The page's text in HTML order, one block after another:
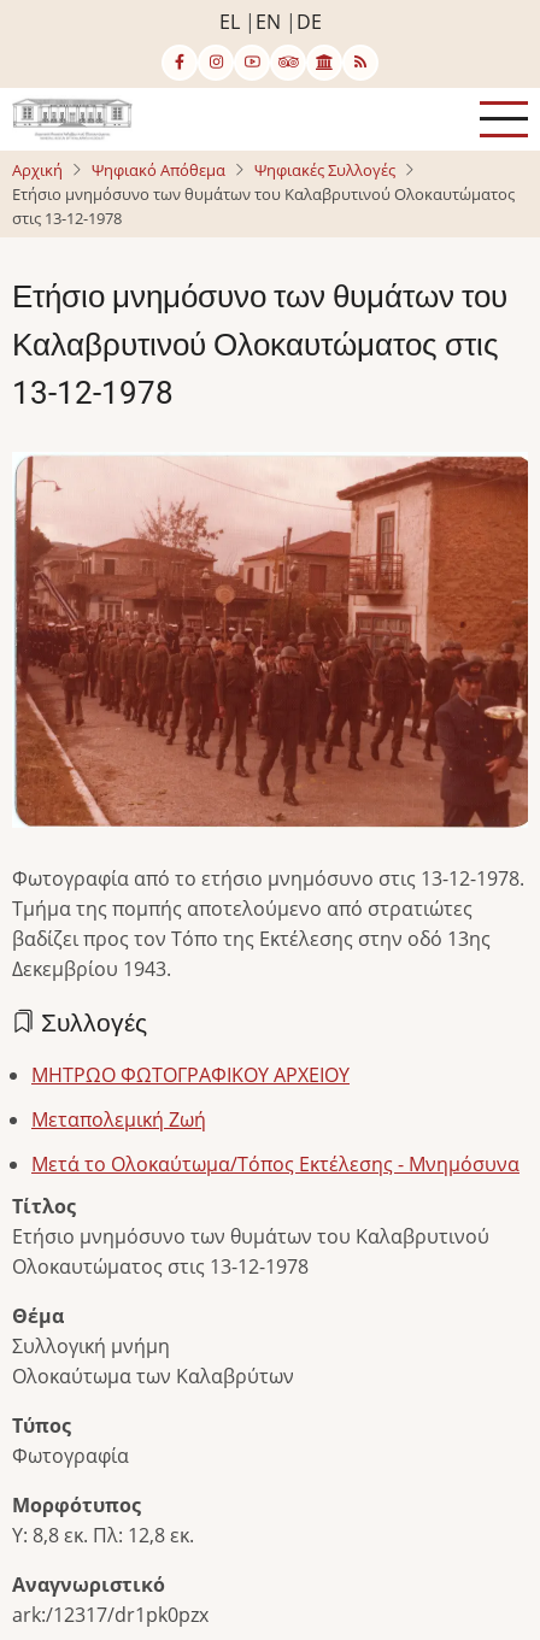
κυρίως
περιεχόμενο
EL EN DE
Αρχική Ψηφιακό Απόθεμα
Ψηφιακές Συλλογές
Ετήσιο μνημόσυνο των θυμάτων του Καλαβρυτινού Ολοκαυτώματος
στις 13-12-1978
Ετήσιο μνημόσυνο των θυμάτων του
Καλαβρυτινού Ολοκαυτώματος στις
13-12-1978
Image
Φωτογραφία από το ετήσιο μνημόσυνο στις 13-12-1978.
Τμήμα της πομπής αποτελούμενο από στρατιώτες
βαδίζει προς τον Τόπο της Εκτέλεσης στην οδό 13ης
Δεκεμβρίου 1943.
Συλλογές
ΜΗΤΡΩΟ ΦΩΤΟΓΡΑΦΙΚΟΥ ΑΡΧΕΙΟΥ
Μεταπολεμική Ζωή
Μετά το Ολοκαύτωμα/Τόπος Εκτέλεσης - Μνημόσυνα
Τίτλος
Ετήσιο μνημόσυνο των θυμάτων του Καλαβρυτινού
Ολοκαυτώματος στις 13-12-1978
Θέμα
Συλλογική μνήμη
Ολοκαύτωμα των Καλαβρύτων
Τύπος
Φωτογραφία
Μορφότυπος
Υ: 8,8 εκ. Πλ: 12,8 εκ.
Αναγνωριστικό
ark:/12317/dr1pk0pzx